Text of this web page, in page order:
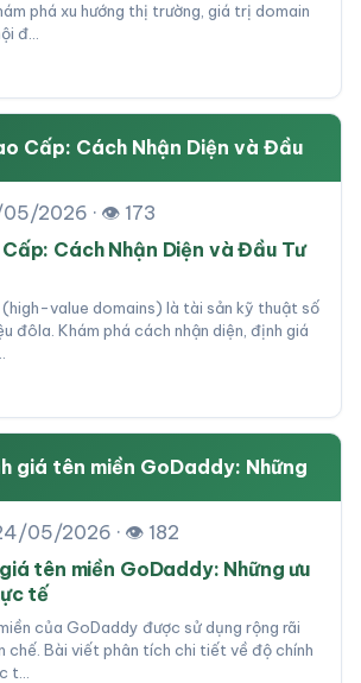
phá xu hướng thị trường, giá trị domain
đ…
Cấp: Cách Nhận Diện và Đầu
05/2026 · 👁 173
Cách Nhận Diện và Đầu Tư
(high-value domains) là tài sản kỹ thuật số
đôla. Khám phá cách nhận diện, định giá
giá tên miền GoDaddy: Những
05/2026 · 👁 182
tên miền GoDaddy: Những ưu
tế
của GoDaddy được sử dụng rộng rãi
chế. Bài viết phân tích chi tiết về độ chính
t…